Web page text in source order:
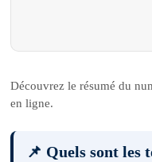
Découvrez le résumé du
en ligne.
📌 Quels sont les